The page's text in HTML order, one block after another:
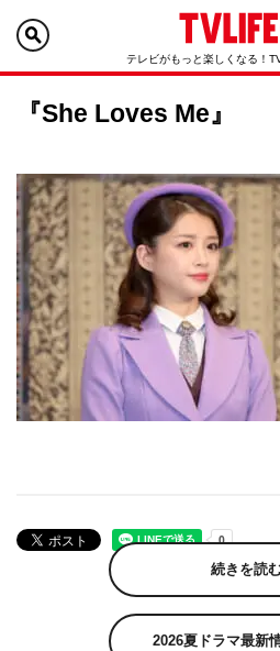
テレビがもっと楽しくなる！
『She Loves Me』
続きを読
2026夏ドラマ最新